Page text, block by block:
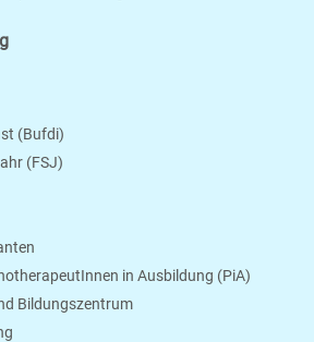
(Bufdi)
(FSJ)
in Ausbildung (PiA)
Bildungszentrum